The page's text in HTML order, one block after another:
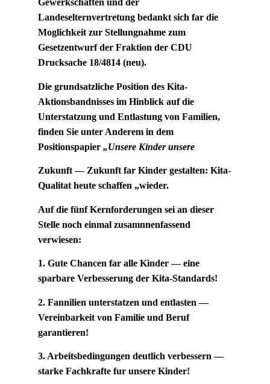
Gewerkschaften und der
Landeselternvertretung bedankt sich far die
Moglichkeit zur Stellungnahme zum
Gesetzentwurf der Fraktion der CDU
Drucksache 18/4814 (neu).
Die grundsatzliche Position des Kita-
Aktionsbandnisses im Hinblick auf die
Unterstatzung und Entlastung von Familien,
finden Sie unter Anderem in dem
Positionspapier „Unsere Kinder unsere
Zukunft — Zukunft far Kinder gestalten: Kita-
Qualitat heute schaffen „wieder.
Auf die fünf Kernforderungen sei an dieser
Stelle noch einmal zusamnnenfassend
verwiesen:
1. Gute Chancen far alle Kinder — eine
sparbare Verbesserung der Kita-Standards!
2. Fannilien unterstatzen und entlasten —
Vereinbarkeit von Familie und Beruf
garantieren!
3. Arbeitsbedingungen deutlich verbessern —
starke Fachkrafte fur unsere Kinder!